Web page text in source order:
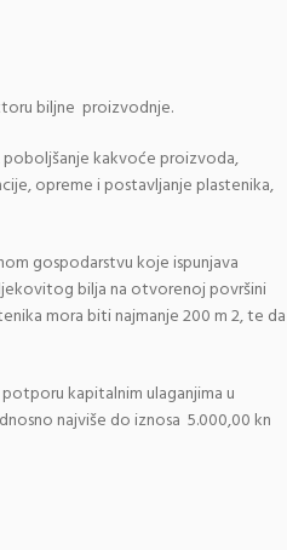
biljne proizvodnje.
kakvoće proizvoda,
opreme i postavljanje plastenika,
gospodarstvu koje ispunjava
bilja na otvorenoj površini
mora biti najmanje 200 m 2, te da
kapitalnim ulaganjima u
najviše do iznosa 5.000,00 kn